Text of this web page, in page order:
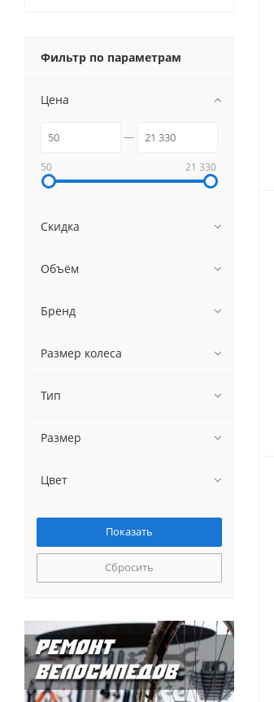
Фильтр по параметрам
Цена
50 21 330
Скидка
Объём
Бренд
Размер колеса
Тип
Размер
Цвет
Сбросить